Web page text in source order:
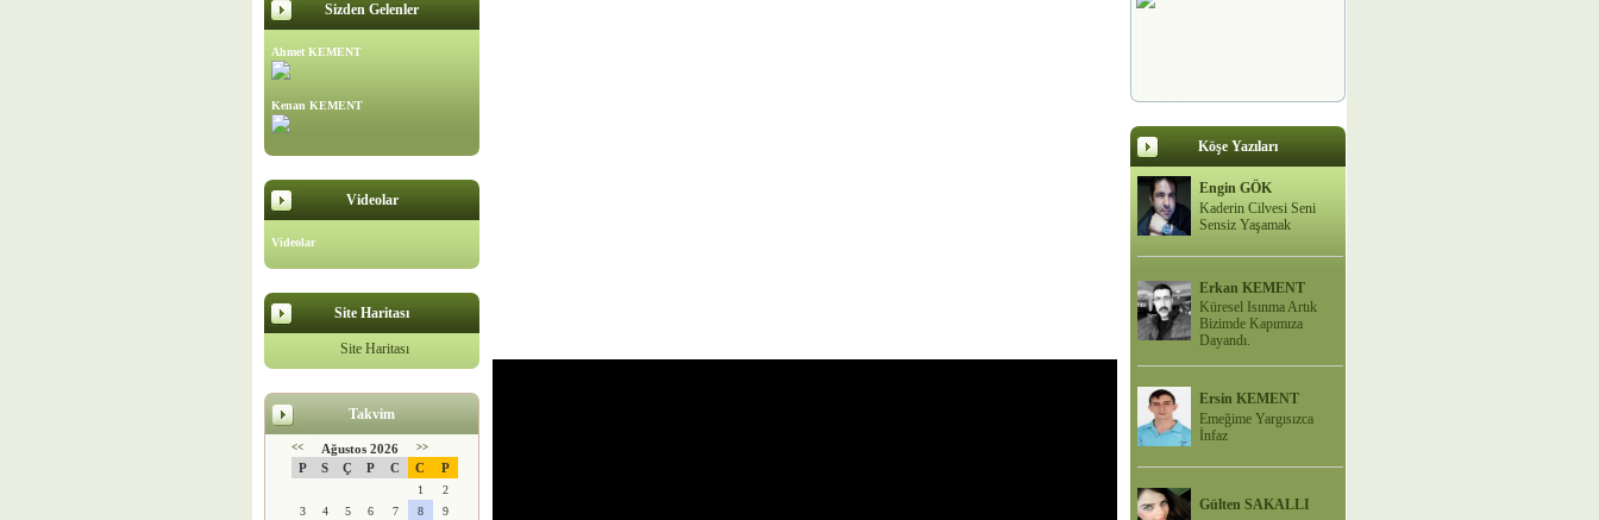
Sizden Gelenler
Ahmet KEMENT
Kenan KEMENT
Videolar
Videolar
Site Haritası
Site Haritası
Takvim
<< Ağustos 2026 >>
P S Ç P C C P
1
2
3
4 5 6 7 8
9
Köşe Yazıları
Engin GÖK
Kaderin Cilvesi Seni
Sensiz Yaşamak
Erkan KEMENT
Küresel Isınma Artık
Bizimde Kapımıza
Dayandı.
Ersin KEMENT
Emeğime Yargısızca
İnfaz
Gülten SAKALLI